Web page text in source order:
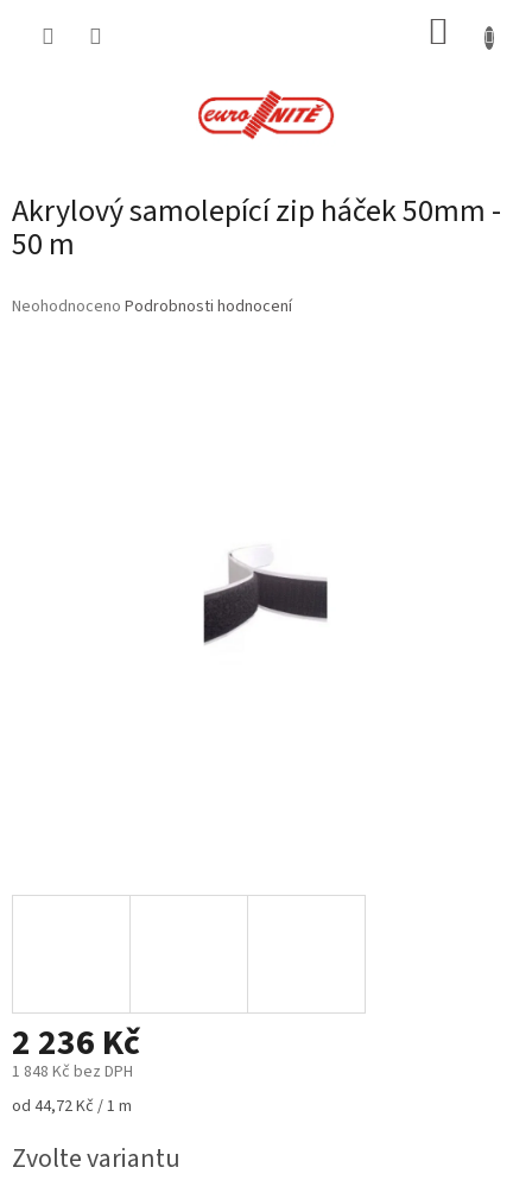
Akrylový samolepící zip háček 50mm -
50 m
Průměrné
Neohodnoceno Podrobnosti hodnocení
2 236 Kč
1 848 Kč bez DPH
Měrná
od 44,72 Kč / 1 m
Zvolte variantu